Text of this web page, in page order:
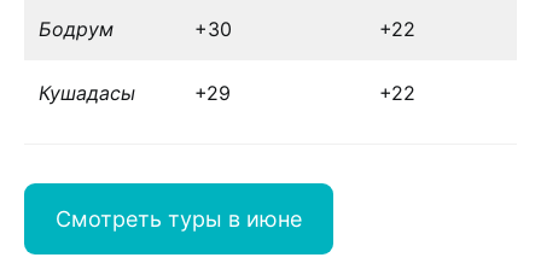
Бодрум +30 +22
Кушадасы +29 +22
Смотреть туры в июне